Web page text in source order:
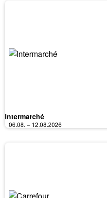
Intermarché
06.08. – 12.08.2026